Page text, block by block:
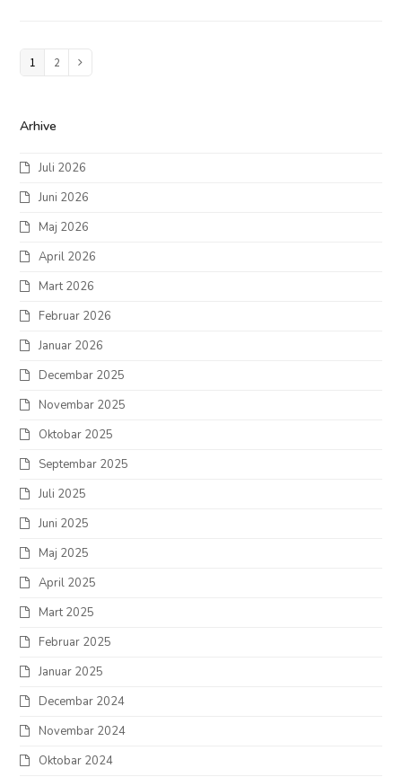
Page
1 Page
2
Arhive
Juli 2026
Juni 2026
Maj 2026
April 2026
Mart 2026
Februar 2026
Januar 2026
Decembar 2025
Novembar 2025
Oktobar 2025
Septembar 2025
Juli 2025
Juni 2025
Maj 2025
April 2025
Mart 2025
Februar 2025
Januar 2025
Decembar 2024
Novembar 2024
Oktobar 2024